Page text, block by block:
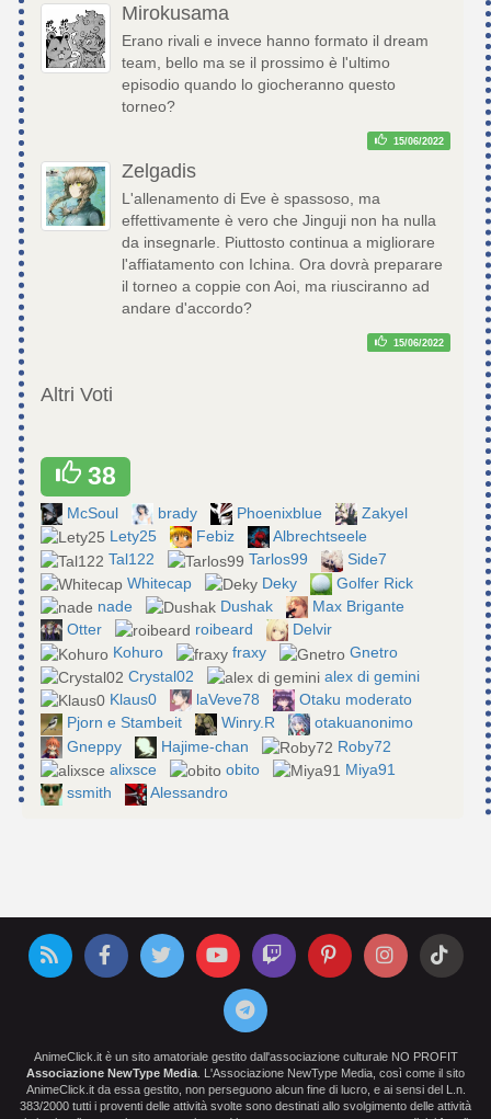
Mirokusama
Erano rivali e invece hanno formato il dream
team, bello ma se il prossimo è l'ultimo
episodio quando lo giocheranno questo
torneo?
15/06/2022
Zelgadis
L'allenamento di Eve è spassoso, ma
effettivamente è vero che Jinguji non ha nulla
da insegnarle. Piuttosto continua a migliorare
l'affiatamento con Ichina. Ora dovrà preparare
il torneo a coppie con Aoi, ma riusciranno ad
andare d'accordo?
15/06/2022
Altri Voti
38
McSoul brady Phoenixblue
Zakyel
Lety25
Febiz
Albrechtseele
Tal122
Tarlos99
Side7
Whitecap
Deky
Golfer Rick
nade
Dushak
Max Brigante
Otter
roibeard
Delvir
Kohuro
fraxy
Gnetro
Crystal02
alex di gemini
Klaus0
laVeve78
Otaku moderato
Pjorn e Stambeit
Winry.R
otakuanonimo
Gneppy
Hajime-chan
Roby72
alixsce
obito
Miya91
ssmith
Alessandro
AnimeClick.it è un sito amatoriale gestito dall'associazione culturale NO PROFIT
Associazione NewType Media . L'Associazione NewType Media, così come il sito
AnimeClick.it da essa gestito, non perseguono alcun fine di lucro, e ai sensi del L.n.
383/2000 tutti i proventi delle attività svolte sono destinati allo svolgimento delle attività